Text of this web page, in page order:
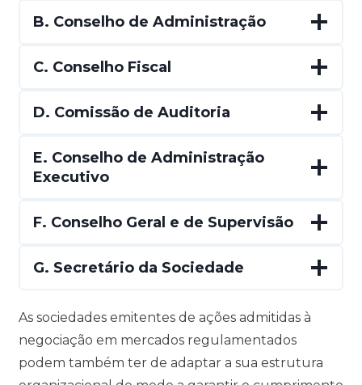
B. Conselho de Administração
C. Conselho Fiscal
D. Comissão de Auditoria
E. Conselho de Administração
Executivo
F. Conselho Geral e de Supervisão
G. Secretário da Sociedade
As sociedades emitentes de ações admitidas à
negociação em mercados regulamentados
podem também ter de adaptar a sua estrutura